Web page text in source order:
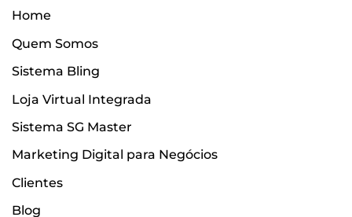
Home
Quem Somos
Sistema Bling
Loja Virtual Integrada
Sistema SG Master
Marketing Digital para Negócios
Clientes
Blog